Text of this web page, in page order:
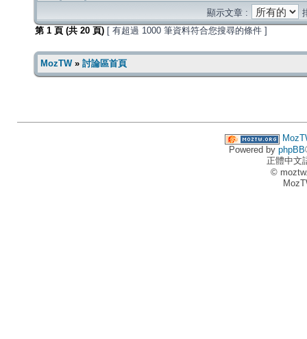
顯示文章 :
第 1 頁 (共 20 頁) [ 有超過 1000 筆資料符合您搜尋的條件 ]
MozTW» 討論區首頁
Powered by phpBB
正體中文
©